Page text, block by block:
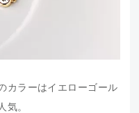
カラーはイエローゴール
気。